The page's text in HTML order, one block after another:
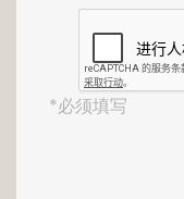
*必须填写